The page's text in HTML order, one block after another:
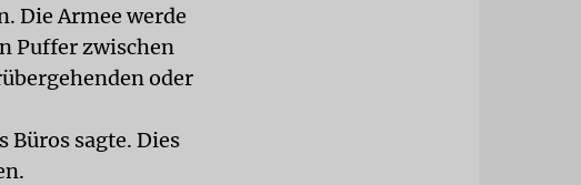
Die Armee werde
Puffer zwischen
oder
sagte. Dies